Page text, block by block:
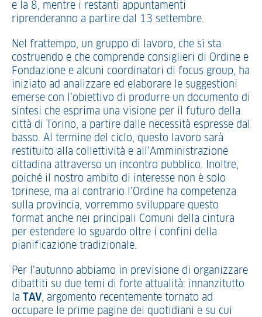
e la 8, mentre i restanti appuntamenti
riprenderanno a partire dal 13 settembre.
Nel frattempo, un gruppo di lavoro, che si sta
costruendo e che comprende consiglieri di Ordine e
Fondazione e alcuni coordinatori di focus group, ha
iniziato ad analizzare ed elaborare le suggestioni
emerse con l’obiettivo di produrre un documento di
sintesi che esprima una visione per il futuro della
città di Torino, a partire dalle necessità espresse dal
basso. Al termine del ciclo, questo lavoro sarà
restituito alla collettività e all’Amministrazione
cittadina attraverso un incontro pubblico. Inoltre,
poiché il nostro ambito di interesse non è solo
torinese, ma al contrario l’Ordine ha competenza
sulla provincia, vorremmo sviluppare questo
format anche nei principali Comuni della cintura
per estendere lo sguardo oltre i confini della
pianificazione tradizionale.
Per l’autunno abbiamo in previsione di organizzare
dibattiti su due temi di forte attualità: innanzitutto
la
TAV, argomento recentemente tornato ad
occupare le prime pagine dei quotidiani e su cui